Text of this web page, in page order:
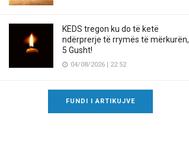
KEDS tregon ku do të ketë
ndërprerje të rrymës të mërkurën,
5 Gusht!
04/08/2026 | 22:52
FUNDI I ARTIKUJVE